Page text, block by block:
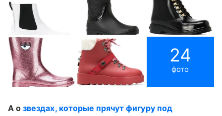
24
фото
А озвездах, которые прячут фигуру под